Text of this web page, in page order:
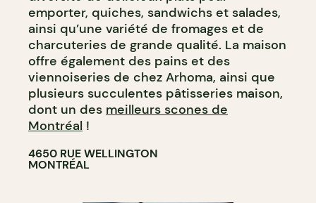
emporter, quiches, sandwichs et salades,
ainsi qu’une variété de fromages et de
charcuteries de grande qualité. La maison
offre également des pains et des
viennoiseries de chez Arhoma, ainsi que
plusieurs succulentes pâtisseries maison,
dont un des meilleurs scones de
Montréal !
4650 RUE WELLINGTON
MONTRÉAL